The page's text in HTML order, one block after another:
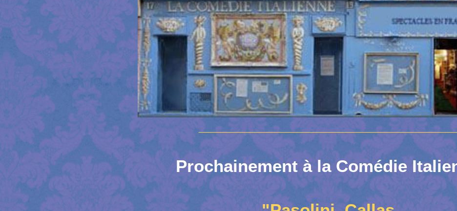
_____________________________________________________
Prochainement à la Comédie